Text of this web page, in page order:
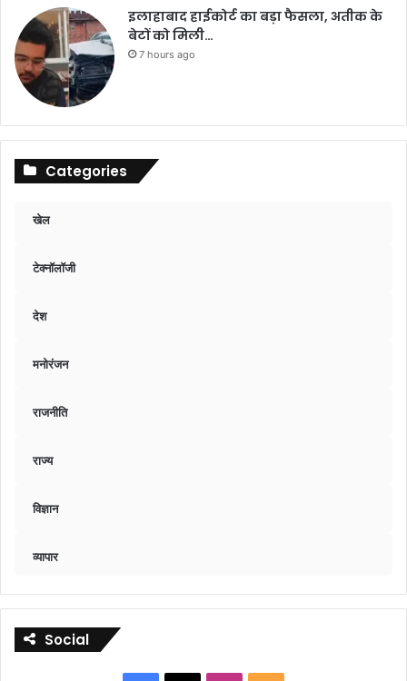
इलाहाबाद हाईकोर्ट का बड़ा फैसला, अतीक के
बेटों को मिली…
7 hours ago
Categories
खेल
टेक्नॉलॉजी
देश
मनोरंजन
राजनीति
राज्य
विज्ञान
व्यापार
Social